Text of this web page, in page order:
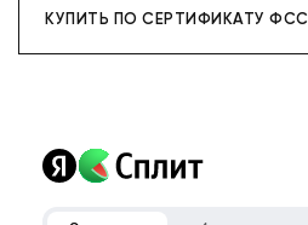
КУПИТЬ ПО СЕРТИФИКАТУ ФСС